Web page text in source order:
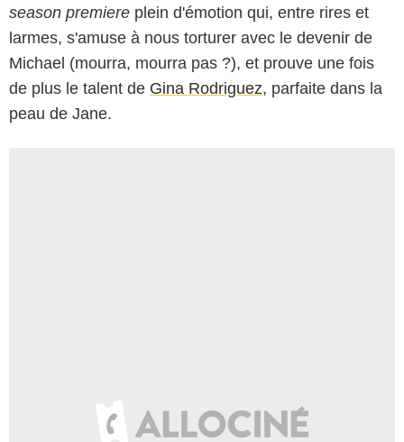
season premiere plein d'émotion qui, entre rires et
larmes, s'amuse à nous torturer avec le devenir de
Michael (mourra, mourra pas ?), et prouve une fois
de plus le talent de Gina Rodriguez, parfaite dans la
peau de Jane.